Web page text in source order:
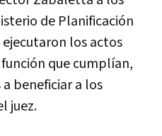
de Planificación
ejecutaron losactos
función quecumplían,
a beneficiara los
juez.